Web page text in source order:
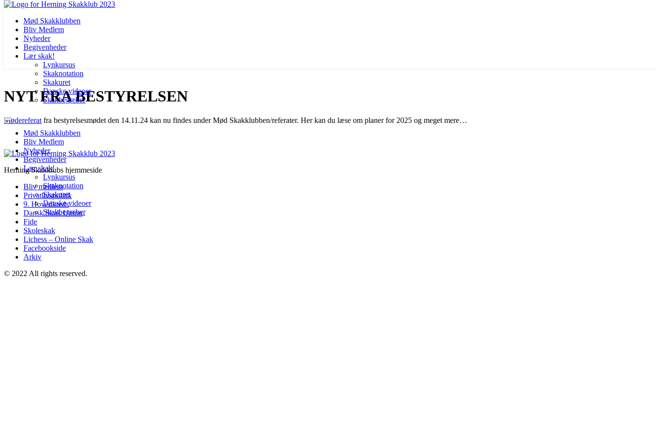
til
indhold
Mød Skakklubben
Bliv Medlem
Nyheder
Begivenheder
Lær skak!
Lynkursus
Skaknotation
Skakuret
Danske videoer
Skakbegreber
Mød Skakklubben
Bliv Medlem
Nyheder
Begivenheder
Lær skak!
Lynkursus
Skaknotation
Skakuret
Danske videoer
Skakbegreber
NYT FRA BESTYRELSEN
Mødereferat fra bestyrelsesmødet den 14.11.24 kan nu findes under Mød Skakklubben/referater. Her kan du læse om planer for 2025 og meget mere…
Herning Skakklubs hjemmeside
Bliv medlem
Privatlivspolitik
9. Hovedkreds
Dansk Skak Union
Fide
Skoleskak
Lichess – Online Skak
Facebookside
Arkiv
© 2022 All rights reserved.